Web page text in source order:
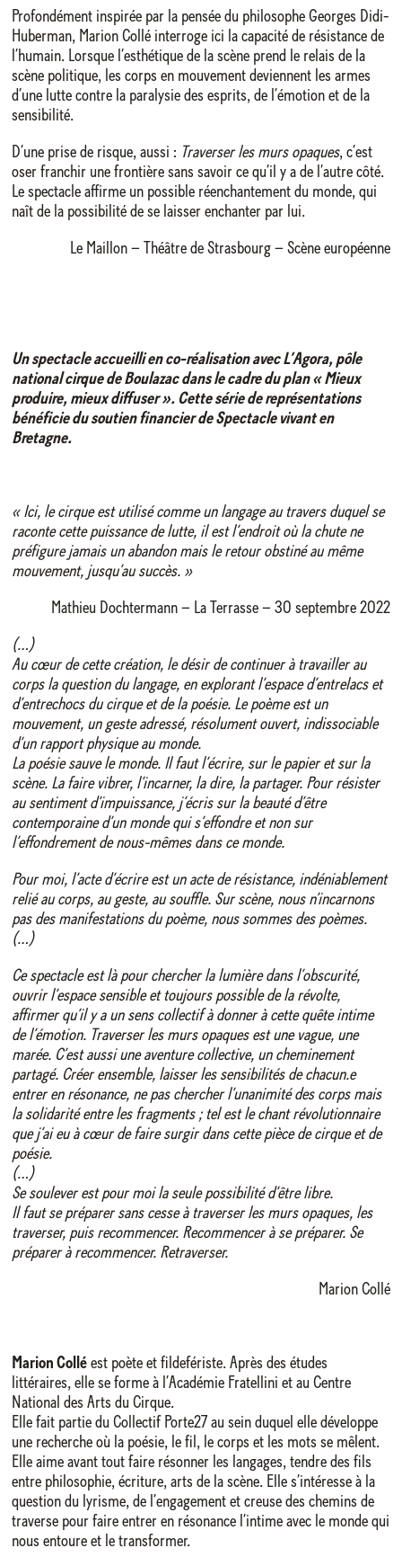
Profondément inspirée par la pensée du philosophe Georges Didi-
Huberman, Marion Collé interroge ici la capacité de résistance de
l’humain. Lorsque l’esthétique de la scène prend le relais de la
scène politique, les corps en mouvement deviennent les armes
d’une lutte contre la paralysie des esprits, de l’émotion et de la
sensibilité.
D’une prise de risque, aussi : Traverser les murs opaques, c’est
oser franchir une frontière sans savoir ce qu’il y a de l’autre côté.
Le spectacle affirme un possible réenchantement du monde, qui
naît de la possibilité de se laisser enchanter par lui.
Le Maillon – Théâtre de Strasbourg – Scène européenne
Un spectacle accueilli en co-réalisation avec L’Agora, pôle
national cirque de Boulazac dans le cadre du plan « Mieux
produire, mieux diffuser ». Cette série de représentations
bénéficie du soutien financier de Spectacle vivant en
Bretagne.
« Ici, le cirque est utilisé comme un langage au travers duquel se
raconte cette puissance de lutte, il est l’endroit où la chute ne
préfigure jamais un abandon mais le retour obstiné au même
mouvement, jusqu’au succès. »
Mathieu Dochtermann – La Terrasse – 30 septembre 2022
(…)
Au cœur de cette création, le désir de continuer à travailler au
corps la question du langage, en explorant l’espace d’entrelacs et
d’entrechocs du cirque et de la poésie. Le poème est un
mouvement, un geste adressé, résolument ouvert, indissociable
d’un rapport physique au monde.
La poésie sauve le monde. Il faut l’écrire, sur le papier et sur la
scène. La faire vibrer, l’incarner, la dire, la partager. Pour résister
au sentiment d’impuissance, j’écris sur la beauté d’être
contemporaine d’un monde qui s’effondre et non sur
l’effondrement de nous-mêmes dans ce monde.
Pour moi, l’acte d’écrire est un acte de résistance, indéniablement
relié au corps, au geste, au souffle. Sur scène, nous n’incarnons
pas des manifestations du poème, nous sommes des poèmes.
(…)
Ce spectacle est là pour chercher la lumière dans l’obscurité,
ouvrir l’espace sensible et toujours possible de la révolte,
affirmer qu’il y a un sens collectif à donner à cette quête intime
de l’émotion. Traverser les murs opaques est une vague, une
marée. C’est aussi une aventure collective, un cheminement
partagé. Créer ensemble, laisser les sensibilités de chacun.e
entrer en résonance, ne pas chercher l’unanimité des corps mais
la solidarité entre les fragments ; tel est le chant révolutionnaire
que j’ai eu à cœur de faire surgir dans cette pièce de cirque et de
poésie.
(…)
Se soulever est pour moi la seule possibilité d’être libre.
Il faut se préparer sans cesse à traverser les murs opaques, les
traverser, puis recommencer. Recommencer à se préparer. Se
préparer à recommencer. Retraverser.
Marion Collé
Marion Collé est poète et fildefériste. Après des études
littéraires, elle se forme à l’Académie Fratellini et au Centre
National des Arts du Cirque.
Elle fait partie du Collectif Porte27 au sein duquel elle développe
une recherche où la poésie, le fil, le corps et les mots se mêlent.
Elle aime avant tout faire résonner les langages, tendre des fils
entre philosophie, écriture, arts de la scène. Elle s’intéresse à la
question du lyrisme, de l’engagement et creuse des chemins de
traverse pour faire entrer en résonance l’intime avec le monde qui
nous entoure et le transformer.